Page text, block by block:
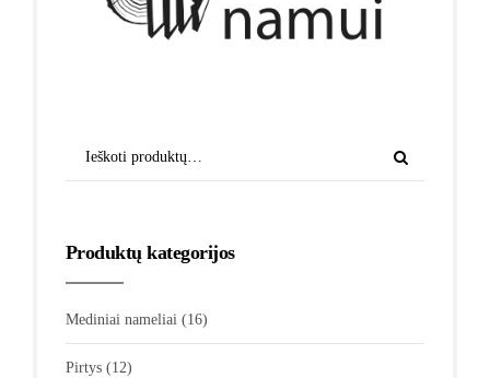
Produktų kategorijos
Mediniai nameliai (16)
Pirtys (12)